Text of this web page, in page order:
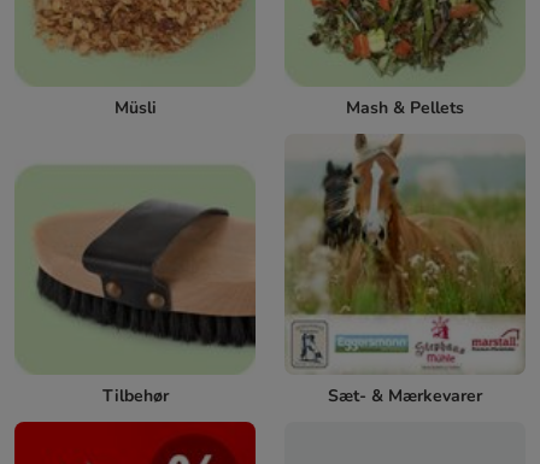
Müsli Mash & Pellets
Tilbehør Sæt- & Mærkevarer